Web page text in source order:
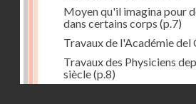
Moyen qu'il imagina pour
dans certains corps (p.7)
Travaux de l'Académie del
Travaux des Physiciens
siècle(p.8)